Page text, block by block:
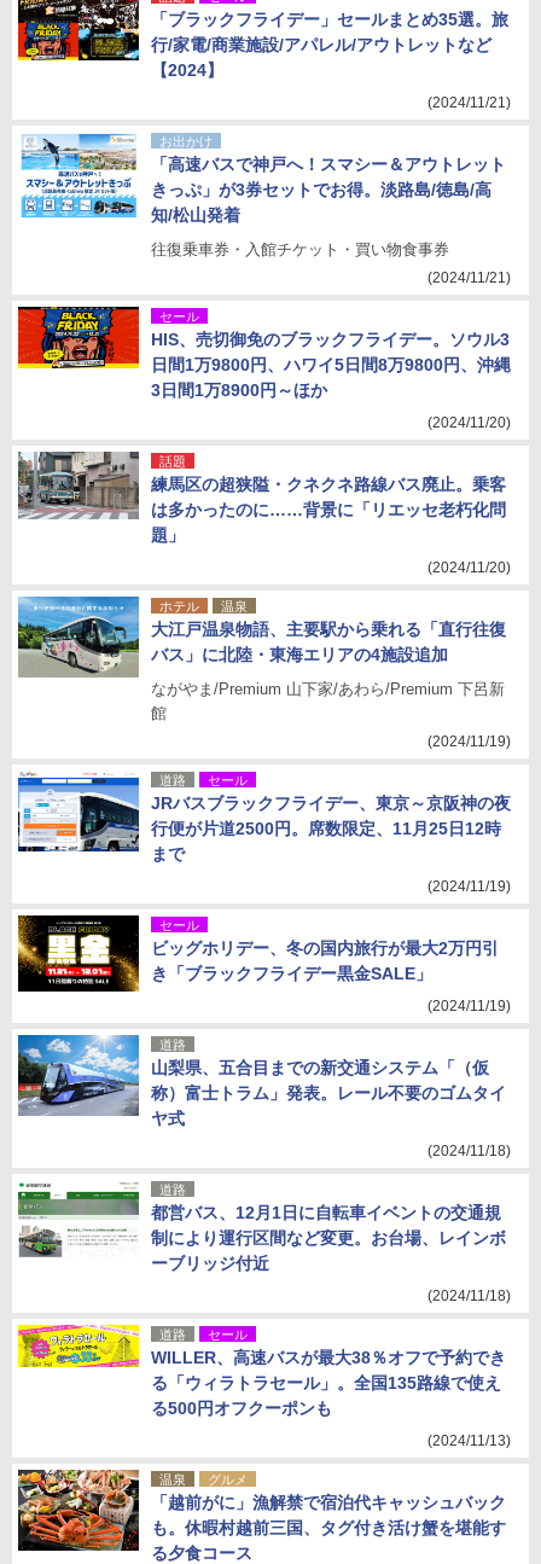
「ブラックフライデー」セールまとめ35選。旅
行/家電/商業施設/アパレル/アウトレットなど
【2024】
(2024/11/21)
お出かけ
「高速バスで神戸へ！スマシー＆アウトレット
きっぷ」が3券セットでお得。淡路島/徳島/高
知/松山発着
往復乗車券・入館チケット・買い物食事券
(2024/11/21)
セール
HIS、売切御免のブラックフライデー。ソウル3
日間1万9800円、ハワイ5日間8万9800円、沖縄
3日間1万8900円～ほか
(2024/11/20)
話題
練馬区の超狭隘・クネクネ路線バス廃止。乗客
は多かったのに……背景に「リエッセ老朽化問
題」
(2024/11/20)
ホテル 温泉
大江戸温泉物語、主要駅から乗れる「直行往復
バス」に北陸・東海エリアの4施設追加
ながやま/Premium 山下家/あわら/Premium 下呂新
館
(2024/11/19)
道路 セール
JRバスブラックフライデー、東京～京阪神の夜
行便が片道2500円。席数限定、11月25日12時
まで
(2024/11/19)
セール
ビッグホリデー、冬の国内旅行が最大2万円引
き「ブラックフライデー黒金SALE」
(2024/11/19)
道路
山梨県、五合目までの新交通システム「（仮
称）富士トラム」発表。レール不要のゴムタイ
ヤ式
(2024/11/18)
道路
都営バス、12月1日に自転車イベントの交通規
制により運行区間など変更。お台場、レインボ
ーブリッジ付近
(2024/11/18)
道路 セール
WILLER、高速バスが最大38％オフで予約でき
る「ウィラトラセール」。全国135路線で使え
る500円オフクーポンも
(2024/11/13)
温泉 グルメ
「越前がに」漁解禁で宿泊代キャッシュバック
も。休暇村越前三国、タグ付き活け蟹を堪能す
る夕食コース